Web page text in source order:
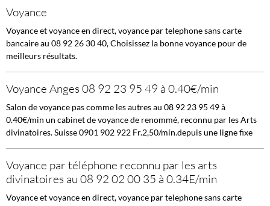
Voyance
Voyance et voyance en direct, voyance par telephone sans carte
bancaire au 08 92 26 30 40, Choisissez la bonne voyance pour de
meilleurs résultats.
Voyance Anges 08 92 23 95 49 à 0.40€/min
Salon de voyance pas comme les autres au 08 92 23 95 49 à
0.40€/min un cabinet de voyance de renommé, reconnu par les Arts
divinatoires. Suisse 0901 902 922 Fr.2,50/min.depuis une ligne fixe
Voyance par téléphone reconnu par les arts
divinatoires au 08 92 02 00 35 à 0.34E/min
Voyance et voyance en direct, voyance par telephone sans carte